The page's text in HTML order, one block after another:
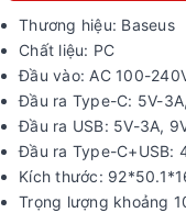
Thương hiệu: Baseus
Chất liệu: PC
Đầu vào: AC 100-
Đầu ra Type-C: 5V-
Đầu ra USB: 5V-3A,
Đầu ra Type-C+USB:
Kích thước:
Trọng lượng khoảng